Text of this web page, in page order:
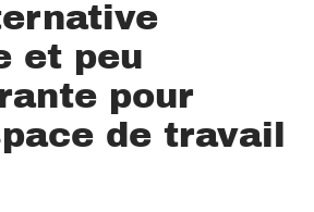
et peu
pour
de travail